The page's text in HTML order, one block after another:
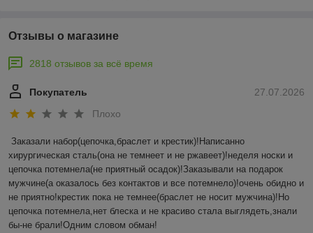
Отзывы о магазине
2818 отзывов за всё время
27.07.2026
Покупатель
Плохо
Заказали набор(цепочка,браслет и крестик)!Написанно
хирургическая сталь(она не темнеет и не ржавеет)!неделя носки и
цепочка потемнела(не приятный осадок)!Заказывали на подарок
мужчине(а оказалось без контактов и все потемнело)!очень обидно и
не приятно!крестик пока не темнее(браслет не носит мужчина)!Но
цепочка потемнела,нет блеска и не красиво стала выглядеть,знали
бы-не брали!Одним словом обман!